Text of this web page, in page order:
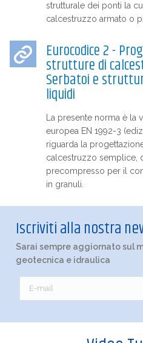
strutturale dei ponti la
calcestruzzo armato o
Eurocodice 2 -
strutture di
Serbatoi e
liquidi
La presente norma è la
europea EN 1992-3
riguarda la
calcestruzzo semplice,
precompresso per il
in granuli.
Iscriviti alla nostra
Sarai sempre aggiornato sul
geotecnica e idraulica